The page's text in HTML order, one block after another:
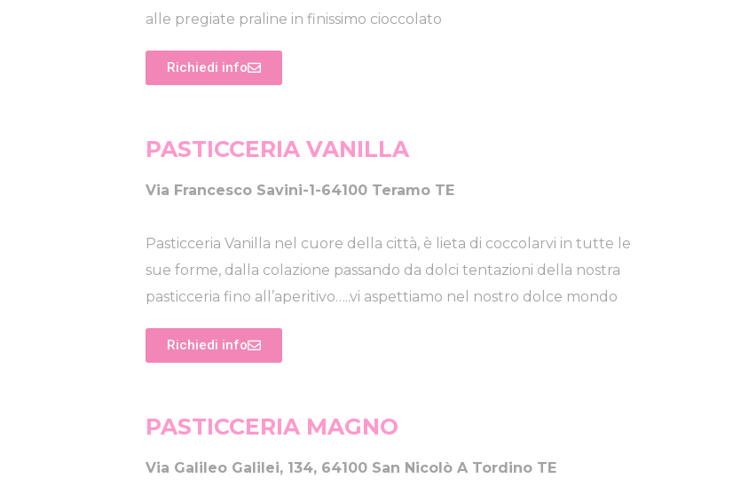
alle pregiate praline in finissimo cioccolato
Richiedi info
PASTICCERIA VANILLA
Via Francesco Savini-1-64100 Teramo TE
Pasticceria Vanilla nel cuore della città, è lieta di coccolarvi in tutte le
sue forme, dalla colazione passando da dolci tentazioni della nostra
pasticceria fino all’aperitivo…..vi aspettiamo nel nostro dolce mondo
Richiedi info
PASTICCERIA MAGNO
Via Galileo Galilei, 134, 64100 San Nicolò A Tordino TE